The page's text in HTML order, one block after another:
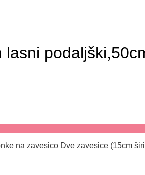
lasni
na zavesico Dve zavesice (15cm